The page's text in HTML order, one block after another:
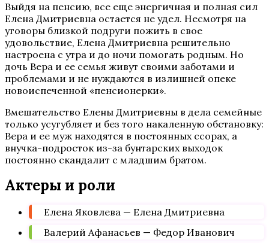
Выйдя на пенсию, все еще энергичная и полная сил
Елена Дмитриевна остается не удел. Несмотря на
уговоры близкой подруги пожить в свое
удовольствие, Елена Дмитриевна решительно
настроена с утра и до ночи помогать родным. Но
дочь Вера и ее семья живут своими заботами и
проблемами и не нуждаются в излишней опеке
новоиспеченной «пенсионерки».
Вмешательство Елены Дмитриевны в дела семейные
только усугубляет и без того накаленную обстановку:
Вера и ее муж находятся в постоянных ссорах, а
внучка-подросток из-за бунтарских выходок
постоянно скандалит с младшим братом.
Актеры и роли
Елена Яковлева — Елена Дмитриевна
Валерий Афанасьев — Федор Иванович